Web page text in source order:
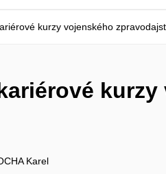
kurzy vojenského
kurzy
Karel